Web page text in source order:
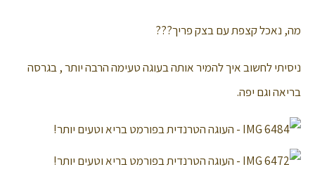
מה, נאכל קצפת עם בצק פריך???
ניסיתי לחשוב איך להמיר אותה בעוגה טעימה הרבה יותר , בגרסה
בריאה וגם יפה.